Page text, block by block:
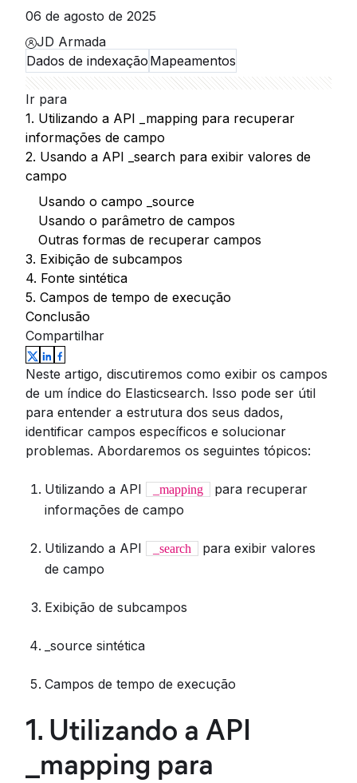
06 de agosto de 2025
JD Armada
Dados de indexação Mapeamentos
Ir para
1. Utilizando a API _mapping para recuperar
informações de campo
2. Usando a API _search para exibir valores de
campo
Usando o campo _source
Usando o parâmetro de campos
Outras formas de recuperar campos
3. Exibição de subcampos
4. Fonte sintética
5. Campos de tempo de execução
Conclusão
Compartilhar
Neste artigo, discutiremos como exibir os campos
de um índice do Elasticsearch. Isso pode ser útil
para entender a estrutura dos seus dados,
identificar campos específicos e solucionar
problemas. Abordaremos os seguintes tópicos:
Utilizando a API _mapping
para recuperar
informações de campo
Utilizando a API _search
para exibir valores
de campo
Exibição de subcampos
_source sintética
Campos de tempo de execução
1. Utilizando a API
_mapping para